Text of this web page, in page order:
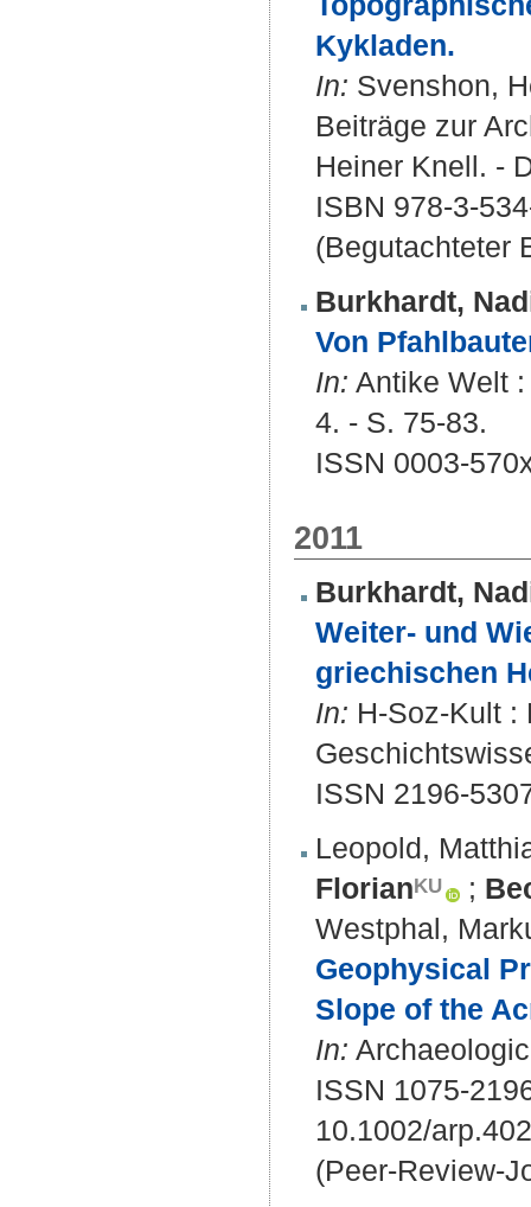
Kykladen.
In: Svenshon,
Beiträge zur
Heiner Knell. -
ISBN 978-3-
(Begutachteter
Burkhardt,
Von
In: Antike Welt
4. - S. 75-83.
ISSN 0003-
2011
Burkhardt,
Weiter- und
griechischen
In: H-Soz-Kult :
ISSN 2196-
Leopold,
Florian
;
Westphal,
Geophysical
Slope of the
In:
ISSN 1075-
10.1002/arp.402
(Peer-Review-